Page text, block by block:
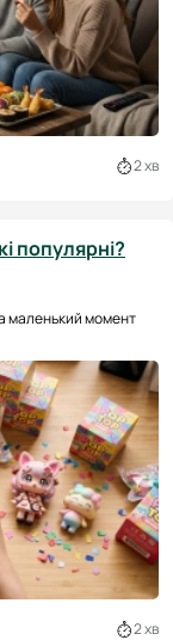
2 хв
популярні?
маленький момент
2 хв